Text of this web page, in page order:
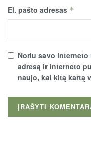
El. pašto adresas *
Noriu savo
adresą ir interneto
naujo, kai kitą kartą